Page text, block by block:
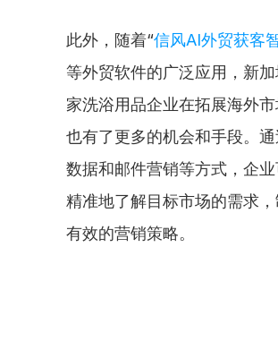
此外，随着“信风AI外贸获客
等外贸软件的广泛应用，新
家洗浴用品企业在拓展海外
也有了更多的机会和手段。
数据和邮件营销等方式，企
精准地了解目标市场的需求
有效的营销策略。